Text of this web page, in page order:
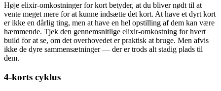
Høje elixir-omkostninger for kort betyder, at du bliver nødt til at
vente meget mere for at kunne indsætte det kort. At have et dyrt kort
er ikke en dårlig ting, men at have en hel opstilling af dem kan være
hæmmende. Tjek den gennemsnitlige elixir-omkostning for hvert
build for at se, om det overhovedet er praktisk at bruge. Men afvis
ikke de dyre sammensætninger — der er trods alt stadig plads til
dem.
4-korts cyklus